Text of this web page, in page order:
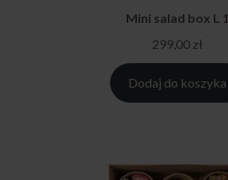
Mini salad box L 1
299,00 zł
Dodaj do koszyka